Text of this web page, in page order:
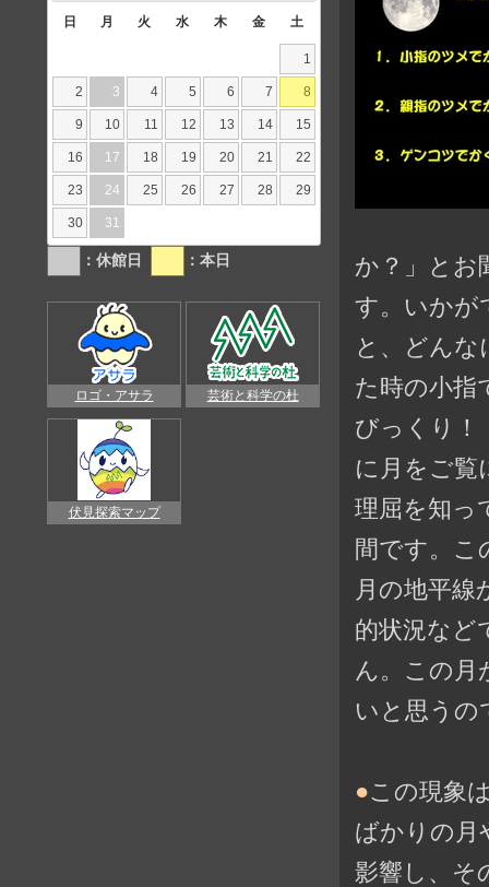
か？」とお
す。いか
と、どん
た時の小
びっくり
に月をご覧
理屈を知っ
間です。こ
月の地平線
的状況など
ん。この月
いと思うの
●この現象
ばかりの月
影響し、そ
日 月 火 水 木 金 土
1
2 3 4 5 6 7 8
9 10 11 12 13 14 15
16 17 18 19 20 21 22
23 24 25 26 27 28 29
30 31
：休館日 ：本日
ロゴ・アサラ 芸術と科学の杜
伏見探索マップ